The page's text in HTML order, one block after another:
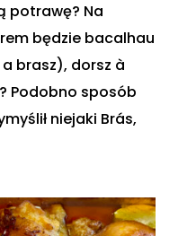
potrawę? Na
będzie bacalhau
brasz), dorsz à
Podobno sposób
niejaki Brás,